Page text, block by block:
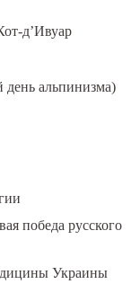
д’Ивуар
альпинизма)
победа русского
Украины